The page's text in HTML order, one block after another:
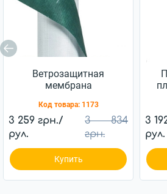
Ветрозащитная
мембрана
85г/м2 (75м2)
Код товара: 1173
3 259 грн./
рул.
3 834
грн.
Купить
3
рул.